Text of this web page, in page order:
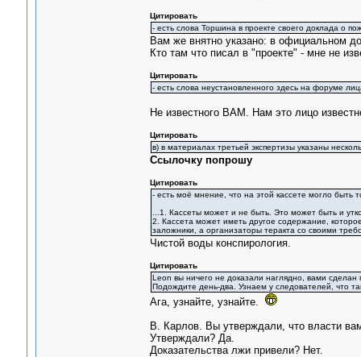
Цитировать
- есть слова Торшина в проекте своего доклада о
Вам же внятно указано: в официальном
Кто там что писал в "проекте" - мне не
Цитировать
- есть слова неустановленного здесь на форуме
Не известного ВАМ. Нам это лицо
Цитировать
в) в материалах третьей экспертизы указаны
Ссылочку попрошу
Цитировать
- есть моё мнение, что на этой кассете могло быть
...1. Кассеты может и не быть. Это может быть и
2. Кассета может иметь другое содержание,
заложники, а организаторы теракта со своими
Чистой воды конспирология.
Цитировать
Leon вы ничего не доказали наглядно, вами
Подождите день-два. Узнаем у следователей, что
Ага, узнайте, узнайте.
В. Карлов. Вы утверждали, что власти
Утверждали? Да.
Доказательства лжи привели? Нет.